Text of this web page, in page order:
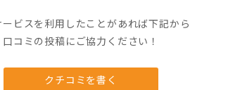
ービスを利用したことがあれば下記から
口コミの投稿にご協力ください！
クチコミを書く